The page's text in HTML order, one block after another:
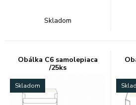
Skladom
Obálka C6 samolepiaca
/25ks
Skladom